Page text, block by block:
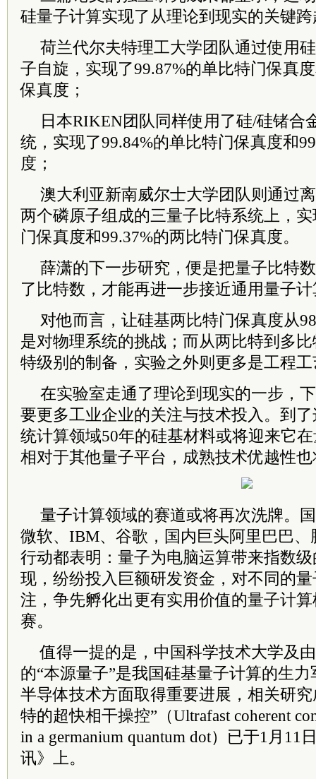
硅量子计算实现了从理论到现实的关键
荷兰代尔夫特理工大学团队通过使用
子自旋，实现了99.87%的单比特门保真
保真度；
日本RIKEN团队同样使用了硅/硅锗合
统，实现了99.84%的单比特门保真度和
度；
澳大利亚新南威尔士大学团队则通过
两个磷原子组成的三量子比特系统上，
门保真度和99.37%的两比特门保真度。
薛潇的下一步研究，便是把量子比特
了比特数，才能再进一步接近通用量子
对他而言，让硅基两比特门保真度从
是对物理系统的挑战；而从两比特到多
特级别的制备，实验之外则更多是工程
在实验室走通了理论到现实的一步，
要更多工业企业的关注与技术投入。到
统计算领域50年的硅基材料或将迎来它
相对于其他量子平台，成熟技术优越性
量子计算领域的赛道或将再次洗牌。
微软、IBM、谷歌，国内巨头阿里巴巴
行动都表明：量子为电脑运算带来指数
现，纷纷投入巨额研发资金，对不同的
注，争先孵化出更有实用价值的量子计
赛。
值得一提的是，中国科学技术大学及
的“本源量子”是我国硅基量子计算的生
半导体技术方面取得重要进展，相关研
特的超快相干操控”（Ultrafast coherent
in a germanium quantum dot）已于1月11
讯》上。